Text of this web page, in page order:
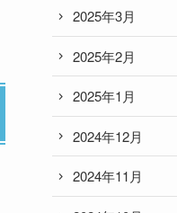
2025年3月
2025年2月
2025年1月
2024年12月
2024年11月